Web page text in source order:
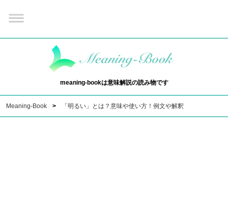
meaning-bookは意味解説の読み物です
Meaning-Book 「明るい」とは？意味や使い方！例文や解釈